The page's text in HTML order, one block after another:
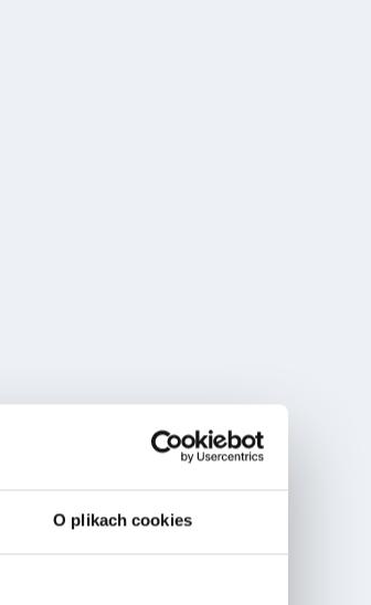
O plikach cookies